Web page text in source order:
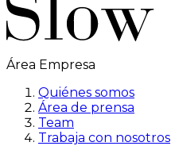
Área Empresa
Quiénes somos
Área de prensa
Team
Trabaja con nosotros